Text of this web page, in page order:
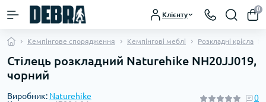
Клієнту
0
Кемпінгове спорядження Кемпінгові меблі Розкладні крісла
Стілець розкладний Naturehike NH20JJ019,
чорний
Виробник: Naturehike
0